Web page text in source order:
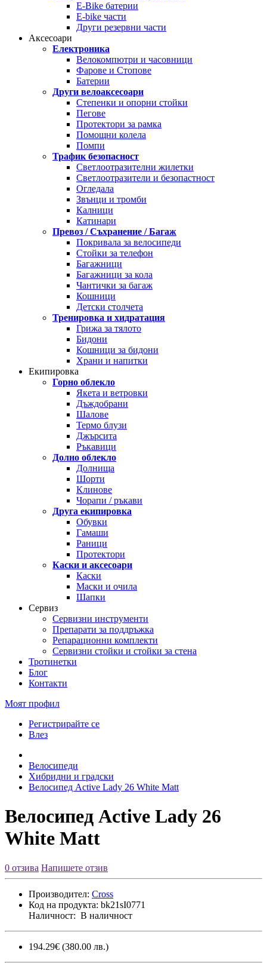
E-Bike батерии
E-bike части
Други резервни части
Аксесоари
Електроника
Велокомпютри и часовници
Фарове и Стопове
Батерии
Други велоаксесоари
Степенки и опорни стойки
Пегове
Протектори за рамка
Помощни колела
Помпи
Трафик безопасност
Светлоотразителни жилетки
Светлоотразители и безопастност
Огледала
Звънци и тромби
Калници
Катинари
Превоз / Съхранение / Багаж
Покривала за велосипеди
Стойки за телефон
Багажници
Багажници за кола
Чантички за багаж
Кошници
Детски столчета
Тренировка и хидратация
Грижа за тялото
Бидони
Кошници за бидони
Храни и напитки
Екипировка
Горно облекло
Якета и ветровки
Дъждобрани
Шалове
Термо блузи
Джърсита
Ръкавици
Долно облекло
Долнища
Шорти
Клинове
Чорапи / ръкави
Друга екипировка
Обувки
Гамаши
Раници
Протектори
Каски и аксесоари
Каски
Маски и очила
Шапки
Сервиз
Сервизни инструменти
Препарати за поддръжка
Репарационни комплекти
Сервизни стойки и стойки за стена
Тротинетки
Блог
Контакти
Моят профил
Регистрирайте се
Влез
Велосипеди
Хибридни и градски
Велосипед Active Lady 26 White Matt
Велосипед Active Lady 26
White Matt
0 отзива Напишете отзив
Производител: Cross
Код на продукта: bk21sI0771
Наличност: В наличност
194.29€ (380.00 лв.)